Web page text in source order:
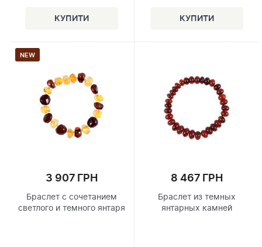
NEW
3 907 ГРН
Браслет с сочетанием
светлого и темного янтаря
8 467 ГРН
Браслет из темных
янтарных камней